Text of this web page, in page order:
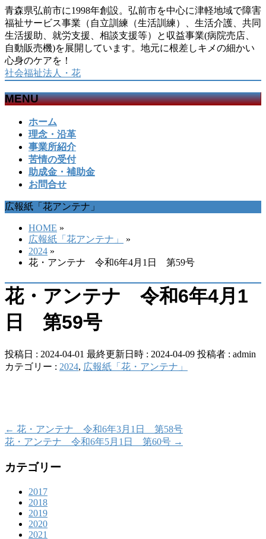
青森県弘前市に1998年創設。弘前市を中心に津軽地域で障害
福祉サービス事業（自立訓練（生活訓練）、生活介護、共同
生活援助、就労支援、相談支援等）と収益事業(病院売店、
自動販売機)を展開しています。地元に根差しキメの細かい
心身のケアを！
社会福祉法人・花
MENU
す
ホーム
理念・沿革
事業所紹介
苦情の受付
助成金・補助金
お問合せ
広報紙「花アンテナ」
HOME »
広報紙「花アンテナ」
»
2024 »
花・アンテナ 令和6年4月1日 第59号
花・アンテナ 令和6年4月1
日 第59号
投稿日 : 2024-04-01 最終更新日時 : 2024-04-09 投稿者 : admin
カテゴリー : 2024, 広報紙「花・アンテナ」
← 花・アンテナ 令和6年3月1日 第58号
花・アンテナ 令和6年5月1日 第60号 →
カテゴリー
2017
2018
2019
2020
2021